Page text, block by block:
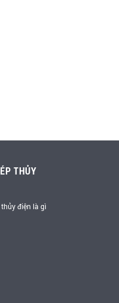
THỦY
điện là gì